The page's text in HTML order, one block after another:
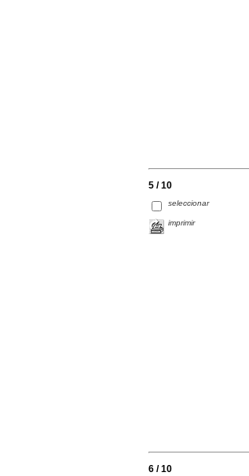
5 / 10
seleccionar
imprimir
6 / 10